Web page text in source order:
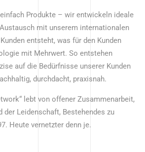
Produkte – wir entwickeln ideale
mit unserem internationalen
entsteht, was für den Kunden
mit Mehrwert. So entstehen
auf die Bedürfnisse unserer Kunden
durchdacht, praxisnah.
lebt von offener Zusammenarbeit,
der Leidenschaft, Bestehendes zu
Heute vernetzter denn je.